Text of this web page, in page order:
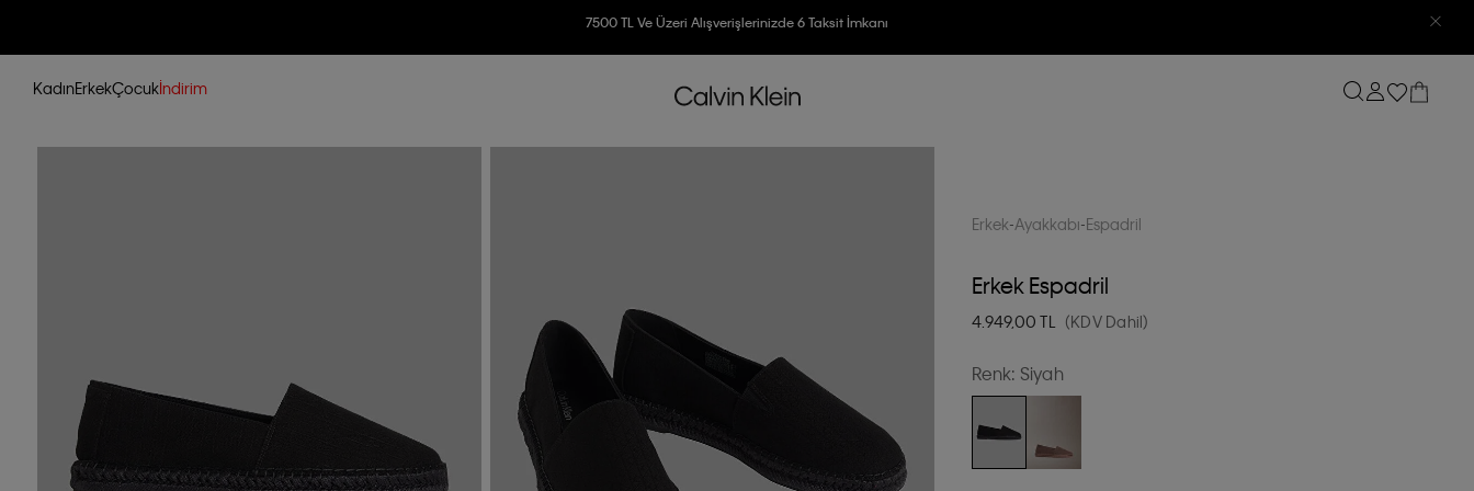
7500 TL Ve Üzeri Alışverişlerinizde 6 Taksit İmkanı
KadınErkekÇocukİndirim
Erkek Ayakkabı Espadril
Erkek Espadril
4.949,00 TL (KDV Dahil)
Renk: Siyah